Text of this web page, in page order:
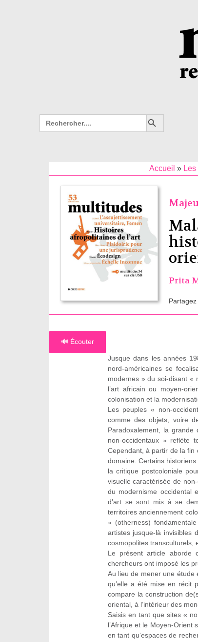
Search
for:
Search Button
Accueil »
Prita
🔊 Écouter
Jusque dans les années
nord-américaines se
modernes » du soi-disant «
l’art africain ou moyen-
colonisation et la
Les peuples « non-
comme des objets, voire
Paradoxalement, la grande
non-occidentaux » reflète
Cependant, à partir de la fin
domaine. Certains
la critique postcoloniale
visuelle caractérisée de
du modernisme occidental
d’art se sont mis à se
territoires anciennement
» (otherness)
artistes jusque-là invisibles
cosmopolites transculturels,
Le présent article aborde
chercheurs ont imposé les
Au lieu de mener une étude
qu’elle a été mise en récit
compare la construction
oriental, à l’intérieur des
Saisis en tant que sites «
l’Afrique et le Moyen-Orient
en tant qu’espaces de